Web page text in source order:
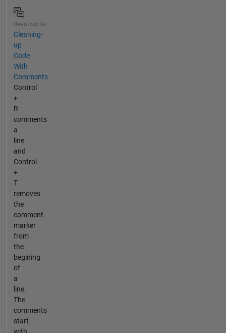
Beantwortet
Cleaning-
up
Code
With
Comments
Control
+
R
comments
a
line
and
Control
+
T
removes
the
comment
marker
from
the
begining
of
a
line.
The
comments
start
with